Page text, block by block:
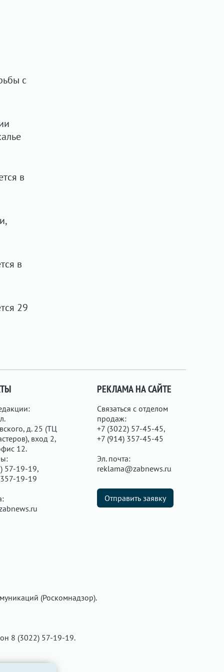
с
в
в
29
д. 25 (ТЦ
вход 2,
12.
57-19-19,
19-19
РЕКЛАМА НА САЙТЕ
Связаться с отделом
продаж:
+7 (3022) 57-45-45,
+7 (914) 357-45-45
Эл. почта:
reklama@zabnews.ru
Отправить заявку
(Роскомнадзор).
8 (3022) 57-19-19.